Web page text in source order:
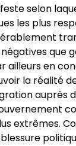
selon
les plus
que
ailleurs en
la réalité
auprès
extrêmes.